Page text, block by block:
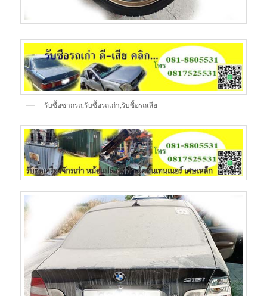
รับซื้อซากรถ,รับซื้อรถเก่า,รับซื้อรถเสีย